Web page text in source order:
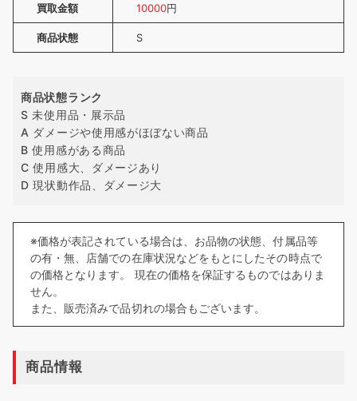
買取金額 10000円
商品状態 S
商品状態ランク
S 未使用品・展示品
A ダメージや使用感がほぼない商品
B 使用感がある商品
C 使用感大、ダメージあり
D 現状動作品、ダメージ大
※価格が表記されている場合は、お品物の状態、付属品等
の有・無、店舗での在庫状況などをもとにしたその時点で
の価格となります。 現在の価格を保証するものではありま
せん。
また、販売済みで品切れの場合もございます。
商品情報